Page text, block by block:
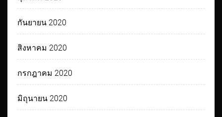
กันยายน 2020
สิงหาคม 2020
กรกฎาคม 2020
มิถุนายน 2020